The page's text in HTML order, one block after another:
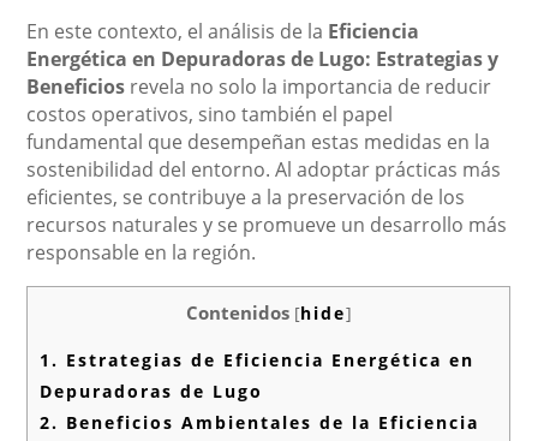
En este contexto, el análisis de la Eficiencia
Energética en Depuradoras de Lugo: Estrategias y
Beneficios revela no solo la importancia de reducir
costos operativos, sino también el papel
fundamental que desempeñan estas medidas en la
sostenibilidad del entorno. Al adoptar prácticas más
eficientes, se contribuye a la preservación de los
recursos naturales y se promueve un desarrollo más
responsable en la región.
Contenidos [hide]
1. Estrategias de Eficiencia Energética en
Depuradoras de Lugo
2. Beneficios Ambientales de la Eficiencia